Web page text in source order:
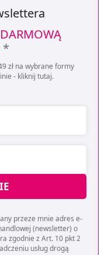
*
zł na wybrane formy
- kliknij tutaj.
przeze mnie adres e-
(newsletter) o
zgodnie z Art. 10 pkt 2
usług drogą